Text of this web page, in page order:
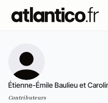
Étienne-Émile Baulieu et
Contributeurs